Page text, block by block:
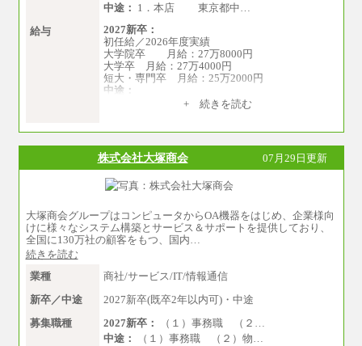
中途： 1．本店 東京都中…
給与
2027新卒：
初任給／2026年度実績
大学院卒 月給：27万8000円
大学卒 月給：27万4000円
短大・専門卒 月給：25万2000円
中途：
（１）（２）共通+ 続きを読む
株式会社大塚商会 07月29日更新
大塚商会グループはコンピュータからOA機器をはじめ、企業様向
けに様々なシステム構築とサービス＆サポートを提供しており、
全国に130万社の顧客をもつ、国内…
続きを読む
業種
商社/サービス/IT/情報通信
新卒／中途
2027新卒(既卒2年以内可)・中途
募集職種
2027新卒：
（１）事務職 （２…
中途：
（１）事務職 （２）物…